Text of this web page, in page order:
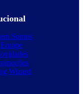
Somos
Equipe
Wizard